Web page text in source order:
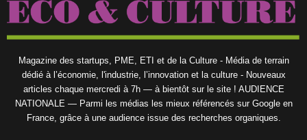
Magazine des startups, PME, ETI et de la Culture - Média de terrain
dédié à l’économie, l'industrie, l’innovation et la culture - Nouveaux
articles chaque mercredi à 7h — à bientôt sur le site ! AUDIENCE
NATIONALE — Parmi les médias les mieux référencés sur Google en
France, grâce à une audience issue des recherches organiques.